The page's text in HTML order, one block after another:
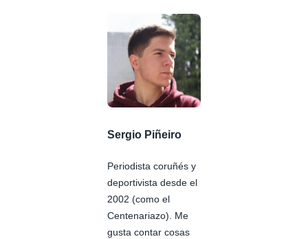
Sergio Piñeiro
Periodista coruñés y
deportivista desde el
2002 (como el
Centenariazo). Me
gusta contar cosas